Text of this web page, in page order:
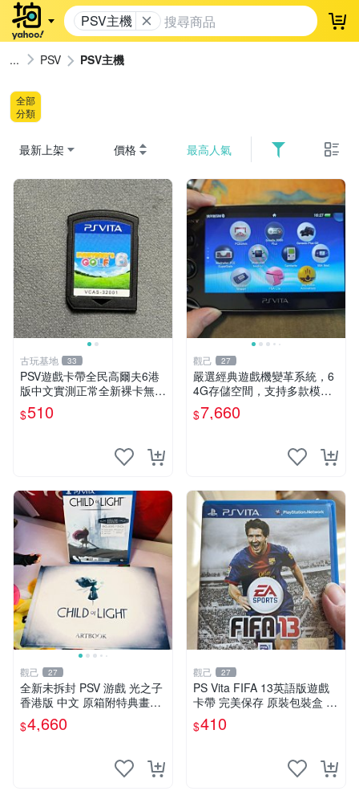
PSV主機 登
PSV PSV主機
全部
分類
最新上架 價格 最高人氣
古玩基地 33
PSV遊戲卡帶全民高爾夫6港
版中文實測正常全新裸卡無保
售不退換單次購兩張以上再享
優惠 全民高爾夫6 PSV 港版
$510
觀己 27
嚴選經典遊戲機變革系統，6
4G存儲空間，支持多款模擬
器享受懷舊樂趣 黑店版 PSV
游戲 模擬器
$7,660
觀己 27
全新未拆封 PSV 游戲 光之子
香港版 中文 原箱附特典畫冊
輝耀上市嚴選商品 光之子 港
版 PSV 特典畫冊
$4,660
觀己 27
PS Vita FIFA 13英語版遊戲
卡帶 完美保存 原裝包裝盒 推
薦收藏 FIFA 13 PSVita EA S
ports 官方版
$410